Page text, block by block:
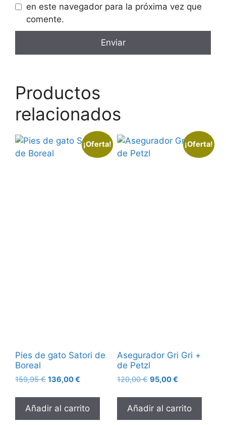
en este navegador para la próxima vez que
comente.
Productos
relacionados
¡Oferta!
Pies de gato Satori de
Boreal
159,95€ El
original
era:
159,95 €.
136,00€
actual
es:
136,00 €.
Añadir al carrito
¡Oferta!
Asegurador Gri Gri +
de Petzl
120,00€ El
original
era:
120,00 €.
95,00€El
actual
es:
95,00 €.
Añadir al carrito